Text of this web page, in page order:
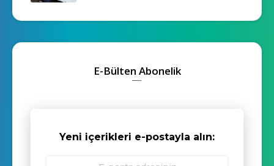
E-Bülten Abonelik
Yeni içerikleri e-postayla alın: